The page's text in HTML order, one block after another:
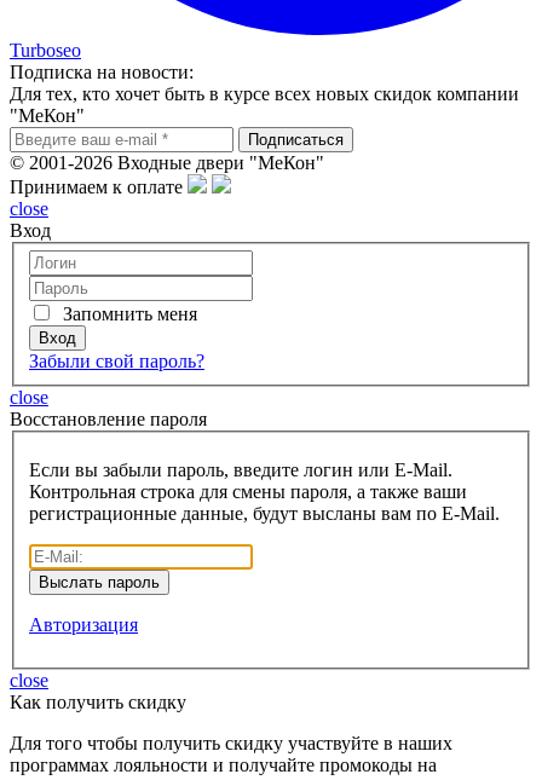
Turboseo
Подписка на новости:
Для тех, кто хочет быть в курсе всех новых скидок компании
"МеКон"
© 2001-2026 Входные двери "МеКон"
Принимаем к оплате
close
Вход
Запомнить меня
Забыли свой пароль?
close
Восcтановление пароля
Если вы забыли пароль, введите логин или E-Mail.
Контрольная строка для смены пароля, а также ваши
регистрационные данные, будут высланы вам по E-Mail.
Авторизация
close
Как получить скидку
Для того чтобы получить скидку участвуйте в наших
программах лояльности и получайте промокоды на